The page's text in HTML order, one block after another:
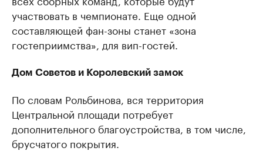
участвовать в чемпионате. Еще одной
составляющей фан-зоны станет «зона
гостеприимства», для вип-гостей.
Дом Советов и Королевский замок
По словам Рольбинова, вся территория
Центральной площади потребует
дополнительного благоустройства, в том числе,
брусчатого покрытия.